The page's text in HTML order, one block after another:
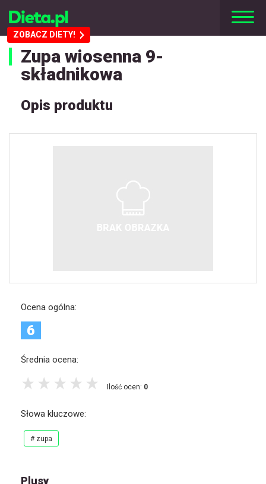
ZOBACZ DIETY!
Zupa wiosenna 9-
składnikowa
Opis produktu
Ocena ogólna:
6
Średnia ocena:
Ilość ocen: 0
Słowa kluczowe:
# zupa
Plusy